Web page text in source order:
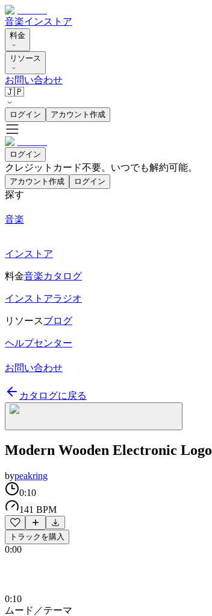
音楽インストア
料金
リソース
お問い合わせ
🇯🇵
ログイン アカウント作成
ログイン
クレジットカード不要。いつでも解約可能。
アカウント作成 ログイン
探す
音楽
インストア
料金音楽カタログ
インストアラジオ
リソースブログ
ヘルプセンター
お問い合わせ
カタログに戻る
Modern Wooden Electronic Logo
bypeakring
0:10
141 BPM
トラックを購入
0:00
0:10
ムード／テーマ